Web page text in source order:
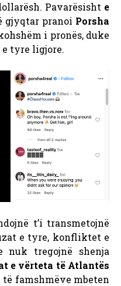
Pavarësisht e
gjyqtar pranoi Porsha
i pronës, duke
tyre ligjore.
t’i transmetojnë
e tyre, konfliktet e
nuk tregojnë shenja
e vërteta të Atlantës
të famshmëve mbeten